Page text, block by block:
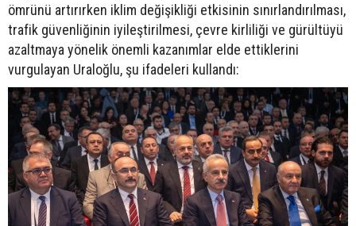
ömrünü artırırken iklim değişikliği etkisinin sınırlandırılması,
trafik güvenliğinin iyileştirilmesi, çevre kirliliği ve gürültüyü
azaltmaya yönelik önemli kazanımlar elde ettiklerini
vurgulayan Uraloğlu, şu ifadeleri kullandı: